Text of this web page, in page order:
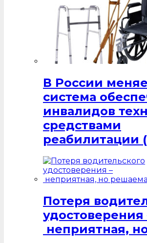
В России
система
инвалидов
средствами
реабилитации
Потеря
удостоверения
неприятная,